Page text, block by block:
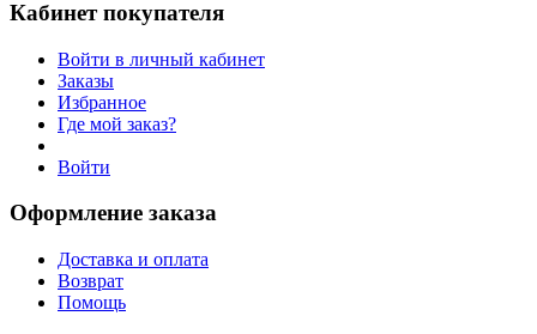
Кабинет покупателя
Войти в личный кабинет
Заказы
Избранное
Где мой заказ?
Войти
Оформление заказа
Доставка и оплата
Возврат
Помощь